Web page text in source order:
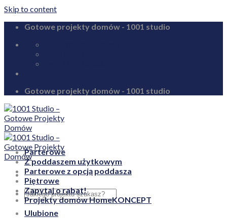
Skip to content
Gotowe projekty domów - 1001 studio
Gotowe projekty domów - 1001 studio
Ulubione
Parterowe
Z poddaszem użytkowym
Parterowe z opcją poddasza
Piętrowe
Zapytaj o rabat!
Projekty domów HomeKONCEPT